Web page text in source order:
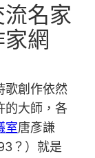
名家
網
歌創作依然
的大師，各
室唐彥謙
？）就是